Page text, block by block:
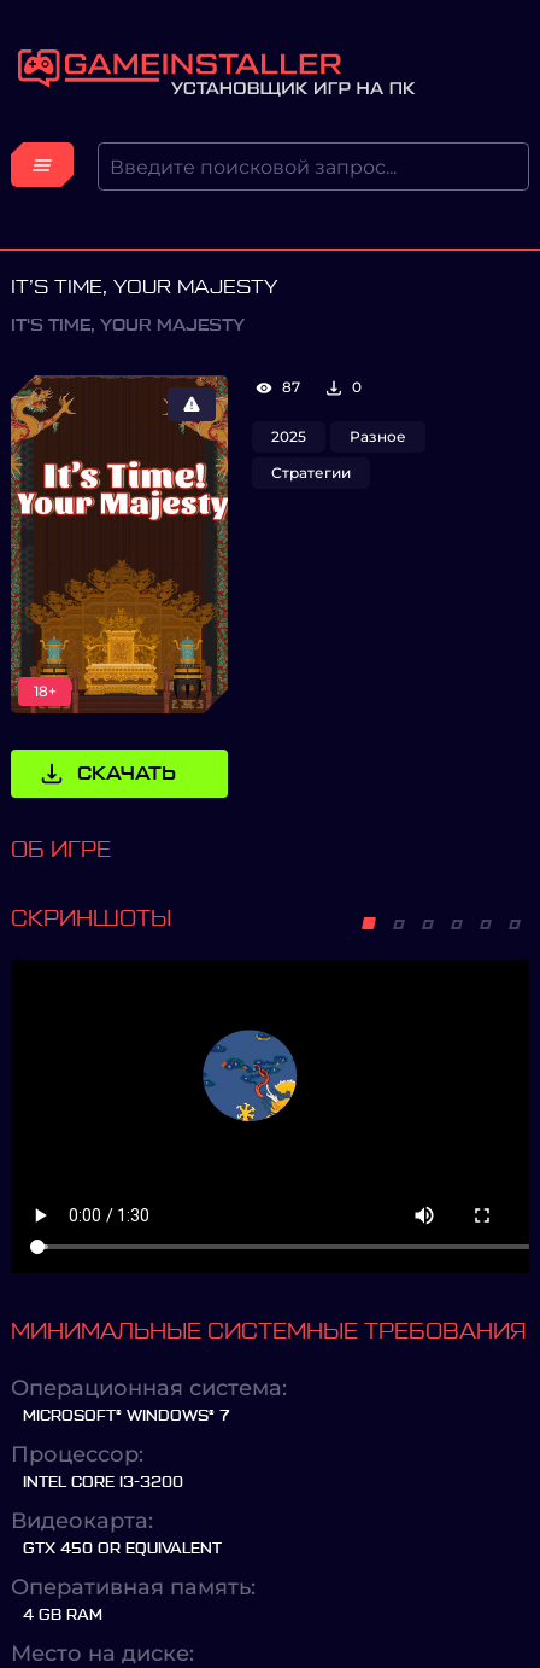
IT’S TIME, YOUR MAJESTY
IT'S TIME, YOUR MAJESTY
18+
СКАЧАТЬ
87 0
2025
Разное
Стратегии
ОБ ИГРЕ
СКРИНШОТЫ
МИНИМАЛЬНЫЕ СИСТЕМНЫЕ ТРЕБОВАНИЯ
Операционная система:
MICROSOFT® WINDOWS® 7
Процессор:
INTEL CORE I3-3200
Видеокарта:
GTX 450 OR EQUIVALENT
Оперативная память:
4 GB RAM
Место на диске: